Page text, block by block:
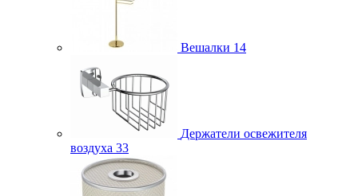
Вешалки 14
Держатели освежителя
воздуха 33